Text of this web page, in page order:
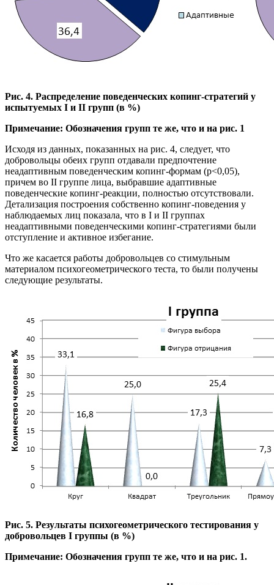
Рис. 4. Распределение поведенческих копинг-стратегий у
испытуемых I и II групп (в %)
Примечание: Обозначения групп те же, что и на рис. 1
Исходя из данных, показанных на рис. 4, следует, что
добровольцы обеих групп отдавали предпочтение
неадаптивным поведенческим копинг-формам (p<0,05),
причем во II группе лица, выбравшие адаптивные
поведенческие копинг-реакции, полностью отсутствовали.
Детализация построения собственно копинг-поведения у
наблюдаемых лиц показала, что в I и II группах
неадаптивными поведенческими копинг-стратегиями были
отступление и активное избегание.
Что же касается работы добровольцев со стимульным
материалом психогеометрического теста, то были получены
следующие результаты.
Рис. 5. Результаты психогеометрического тестирования у
добровольцев I группы (в %)
Примечание: Обозначения групп те же, что и на рис. 1.